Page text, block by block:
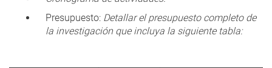
Presupuesto: Detallar el presupuesto completo de
la investigación que incluya la siguiente tabla: